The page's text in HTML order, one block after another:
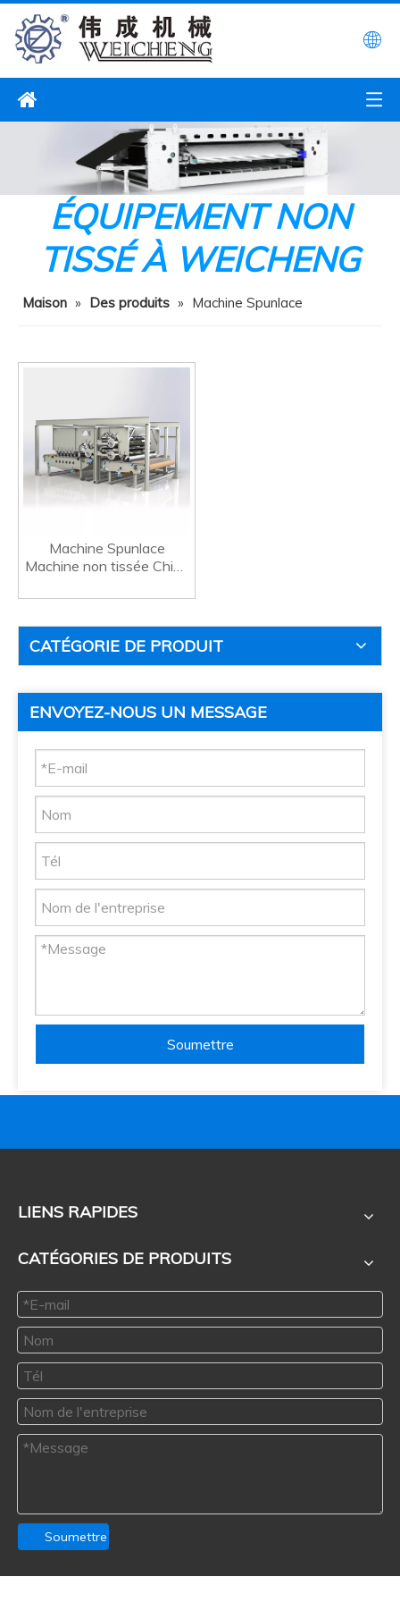
ÉQUIPEMENT NON
TISSÉ À WEICHENG
Maison » Des produits » Machine Spunlace
Machine Spunlace
Machine non tissée Chine
CATÉGORIE DE PRODUIT
ENVOYEZ-NOUS UN MESSAGE
Soumettre
LIENS RAPIDES
CATÉGORIES DE PRODUITS
Soumettre